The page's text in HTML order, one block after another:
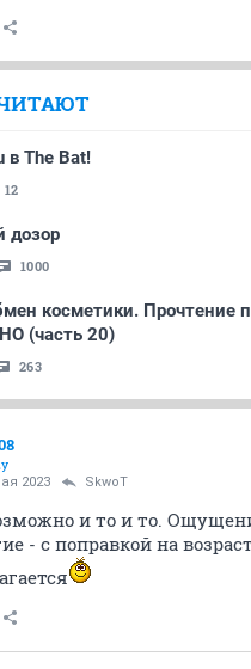
в The Bat!
12
дозор
1000
косметики. Прочтение
(часть 20)
263
2023 SkwоT
и то и то.
- с поправкой на